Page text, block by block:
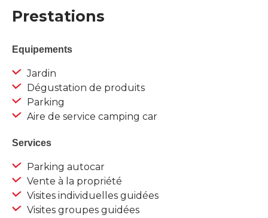
Prestations
Equipements
Jardin
Dégustation de produits
Parking
Aire de service camping car
Services
Parking autocar
Vente à la propriété
Visites individuelles guidées
Visites groupes guidées